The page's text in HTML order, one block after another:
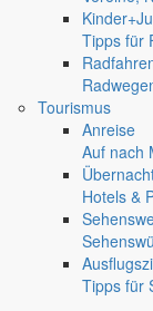
Tipps für
Tourismus
Anreise
Auf nach
Hotels &
Tipps für
Termine
Aktuelles
2026
allen einen